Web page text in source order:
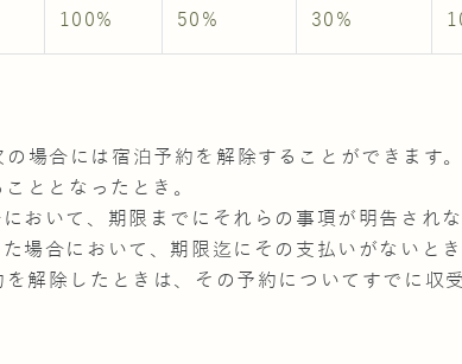
100% 50% 30%
場合には宿泊予約を解除することができます。
ととなったとき。
おいて、期限までにそれらの事項が明告されな
場合において、期限迄にその支払いがないとき
解除したときは、その予約についてすでに収